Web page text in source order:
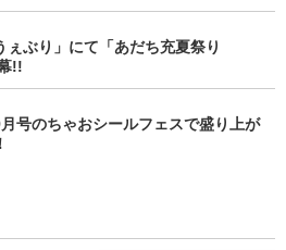
ぇぶり」にて「あだち充夏祭り
!!
月号のちゃおシールフェスで盛り上が